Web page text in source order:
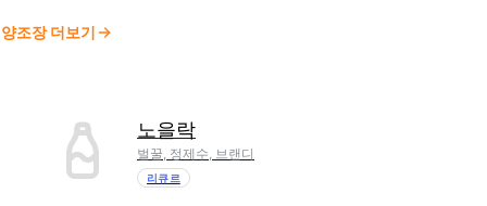
양조장 더보기
노을락
벌꿀, 정제수, 브랜디
리큐르